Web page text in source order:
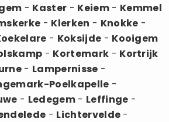
- Kaster - Keiem- Kemmel
- Klerken - Knokke -
- Koksijde - Kooigem
- Kortemark - Kortrijk
- Lampernisse -
Poelkapelle -
- Ledegem - Leffinge -
- Lichtervelde -